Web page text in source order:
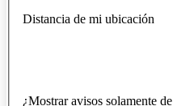
Distancia de mi ubicación
¿Mostrar avisos solamente de